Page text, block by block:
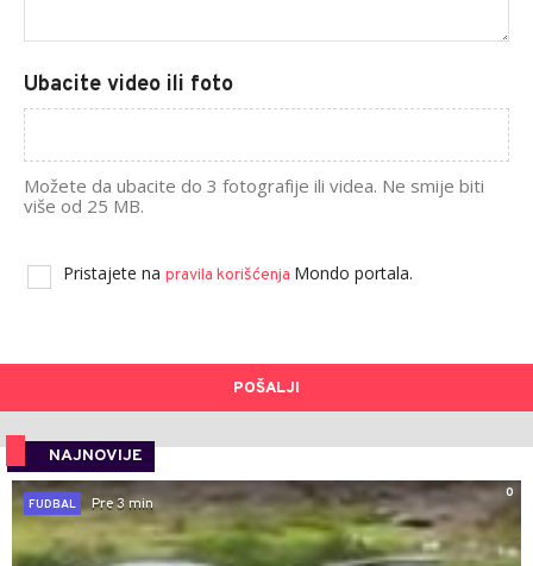
Ubacite video ili foto
Možete da ubacite do 3 fotografije ili videa. Ne smije biti
više od 25 MB.
Pristajete na pravila korišćenja Mondo portala.
POŠALJI
NAJNOVIJE
0
FUDBAL
Pre 3 min